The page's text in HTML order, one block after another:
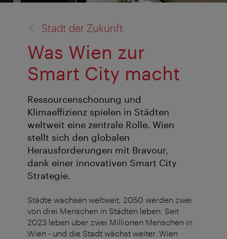
Stadt der Zukunft
Was Wien zur
Smart City macht
Ressourcenschonung und
Klimaeffizienz spielen in Städten
weltweit eine zentrale Rolle. Wien
stellt sich den globalen
Herausforderungen mit Bravour,
dank einer innovativen Smart City
Strategie.
Städte wachsen weltweit, 2050 werden zwei
von drei Menschen in Städten leben. Seit
2023 leben über zwei Millionen Menschen in
Wien - und die Stadt wächst weiter. Wien